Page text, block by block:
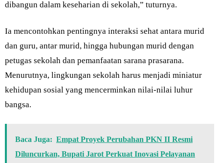
dibangun dalam keseharian di sekolah,” tuturnya.
Ia mencontohkan pentingnya interaksi sehat antara murid
dan guru, antar murid, hingga hubungan murid dengan
petugas sekolah dan pemanfaatan sarana prasarana.
Menurutnya, lingkungan sekolah harus menjadi miniatur
kehidupan sosial yang mencerminkan nilai-nilai luhur
bangsa.
Baca Juga: Empat Proyek Perubahan PKN II Resmi
Diluncurkan, Bupati Jarot Perkuat Inovasi Pelayanan